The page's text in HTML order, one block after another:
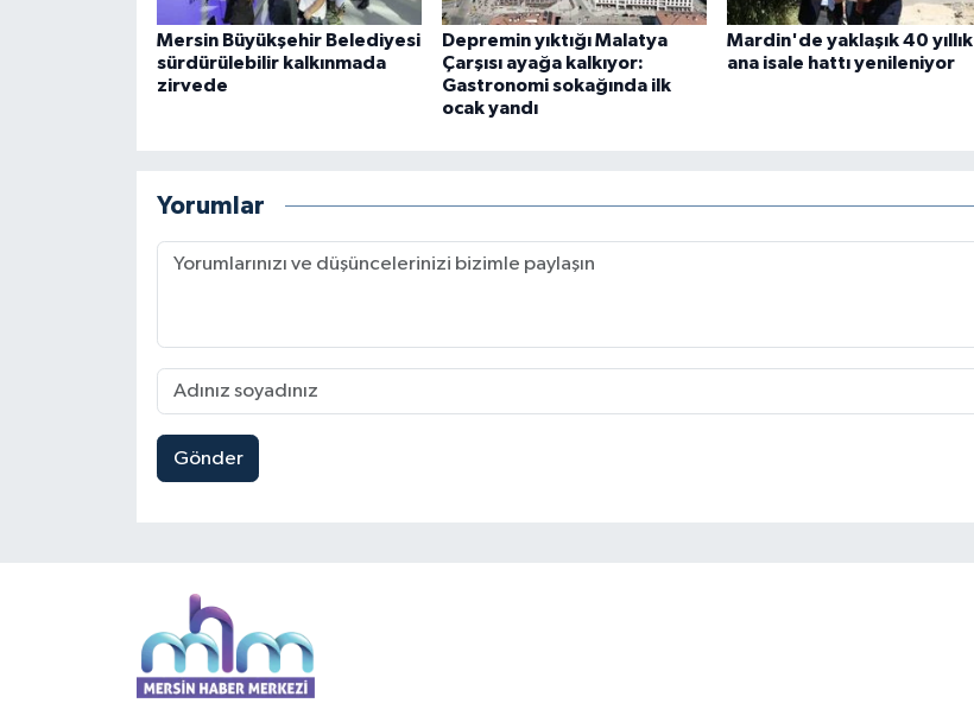
Mersin Büyükşehir Belediyesi
sürdürülebilir kalkınmada
zirvede
Depremin yıktığı Malatya
Çarşısı ayağa kalkıyor:
Gastronomi sokağında ilk
ocak yandı
Mardin'de yaklaşık 40 yıllık
ana isale hattı yenileniyor
Yorumlar
Gönder